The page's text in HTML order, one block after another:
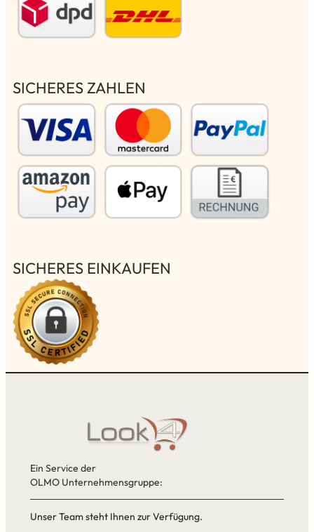
SICHERES ZAHLEN
SICHERES EINKAUFEN
Ein Service der
OLMO Unternehmensgruppe:
Unser Team steht Ihnen zur Verfügung.